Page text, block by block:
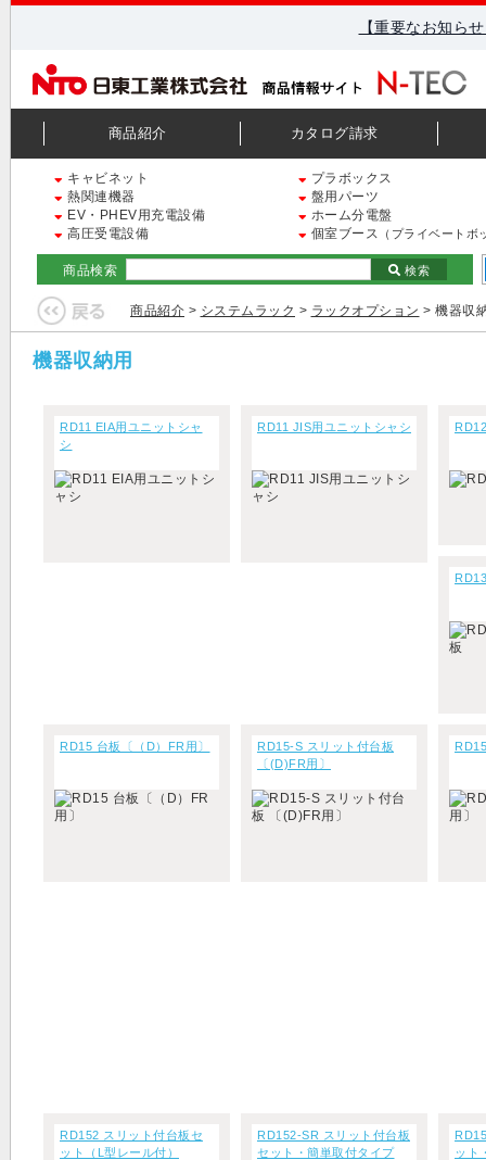
【重要なお知ら
商品紹介 カタログ請求
キャビネット
プラボックス
熱関連機器
盤用パーツ
EV・PHEV用充電設備
ホーム分電盤
高圧受電設備
個室ブース （プライベートボ
商品検索 検索
商品紹介 > システムラック > ラックオプション > 機器収
機器収納用
RD11 EIA用ユニットシャ
シ
RD11 JIS用ユニットシャシ
RD15 台板〔（D）FR用〕
RD15-S スリット付台板
〔(D)FR用〕
RD152 スリット付台板セ
ット（L型レール付）
RD152-SR スリット付台板
セット・簡単取付タイプ
ット